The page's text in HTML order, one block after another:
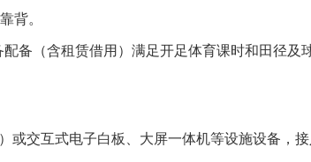
背。
（含租赁借用）满足开足体育课时和田径及
交互式电子白板、大屏一体机等设施设备，接